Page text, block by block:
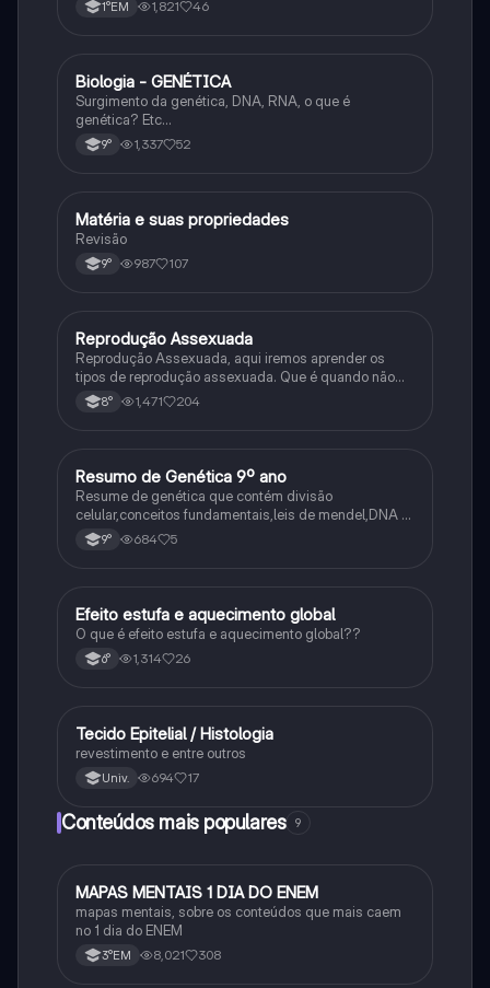
1°EM 1,821 46
Ciência
Biologia - GENÉTICA
Surgimento da genética, DNA, RNA, o que é
genética? Etc…
9° 1,337 52
Ciência
Matéria e suas propriedades
Revisão
9° 987 107
Ciência
Reprodução Assexuada
Reprodução Assexuada, aqui iremos aprender os
tipos de reprodução assexuada. Que é quando não
ocorre a fusão de gametas.
8° 1,471 204
Ciência
Resumo de Genética 9º ano
Resume de genética que contém divisão
celular,conceitos fundamentais,leis de mendel,DNA e
RNA9° 684 5
Ciência
Efeito estufa e aquecimento global
O que é efeito estufa e aquecimento global??
6° 1,314 26
Ciência
Tecido Epitelial / Histologia
revestimento e entre outros
Univ. 694 17
Conteúdos mais populares 9
Português
MAPAS MENTAIS 1 DIA DO ENEM
mapas mentais, sobre os conteúdos que mais caem
no 1 dia do ENEM
3°EM 8,021 308